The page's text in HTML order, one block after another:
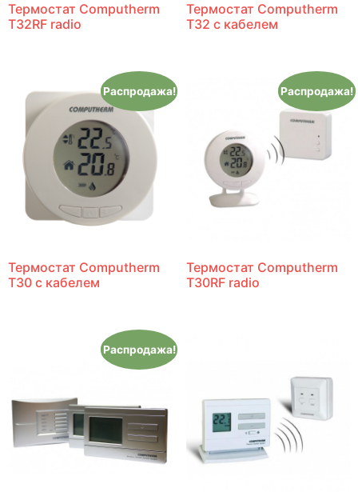
Термостат Computherm
T32RF radio
Термостат Computherm
T32 с кабелем
Распродажа!
Термостат Computherm
T30 с кабелем
Распродажа!
Термостат Computherm
T30RF radio
Распродажа!